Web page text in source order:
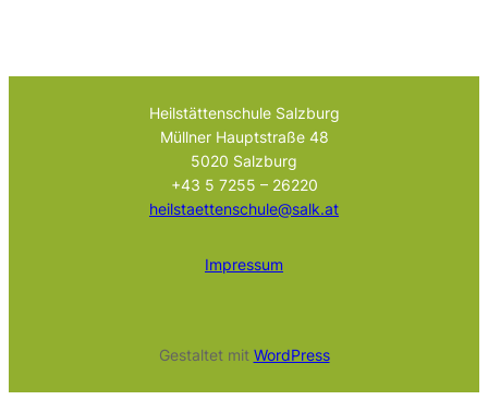
Heilstättenschule Salzburg
Müllner Hauptstraße 48
5020 Salzburg
+43 5 7255 – 26220
heilstaettenschule@salk.at
Impressum
Gestaltet mit WordPress